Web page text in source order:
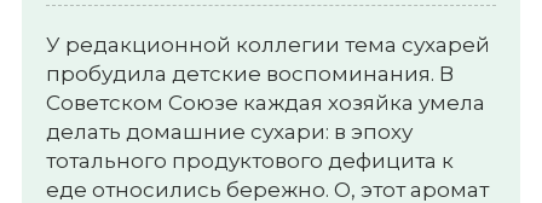
У редакционной коллегии тема сухарей
пробудила детские воспоминания. В
Советском Союзе каждая хозяйка умела
делать домашние сухари: в эпоху
тотального продуктового дефицита к
еде относились бережно. О, этот аромат